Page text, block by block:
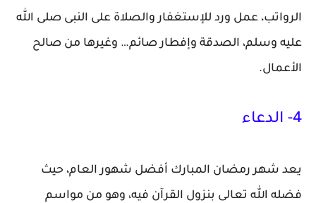
الرواتب، عمل ورد للإستغفار والصلاة على النبى صلى الله
عليه وسلم، الصدقة وإفطار صائم… وغيرها من صالح
الأعمال.
4- الدعاء
يعد شهر رمضان المبارك أفضل شهور العام، حيث
فضله الله تعالى بنزول القرآن فيه، وهو من مواسم